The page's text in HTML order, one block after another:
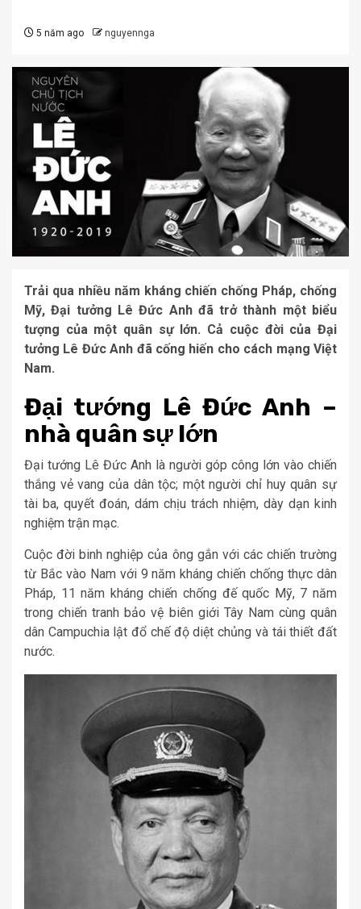
5 năm ago nguyennga
Trải qua nhiều năm kháng chiến chống Pháp, chống
Mỹ, Đại tưởng Lê Đức Anh đã trở thành một biểu
tượng của một quân sự lớn. Cả cuộc đời của Đại
tưởng Lê Đức Anh đã cống hiến cho cách mạng Việt
Nam.
Đại tướng Lê Đức Anh –
nhà quân sự lớn
Đại tướng Lê Đức Anh là người góp công lớn vào chiến
thắng vẻ vang của dân tộc; một người chỉ huy quân sự
tài ba, quyết đoán, dám chịu trách nhiệm, dày dạn kinh
nghiệm trận mạc.
Cuộc đời binh nghiệp của ông gắn với các chiến trường
từ Bắc vào Nam với 9 năm kháng chiến chống thực dân
Pháp, 11 năm kháng chiến chống đế quốc Mỹ, 7 năm
trong chiến tranh bảo vệ biên giới Tây Nam cùng quân
dân Campuchia lật đổ chế độ diệt chủng và tái thiết đất
nước.